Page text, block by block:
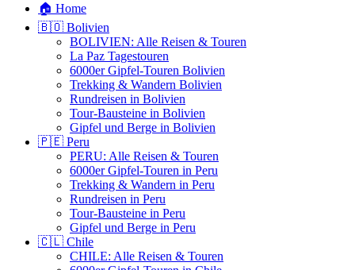
🏠 Home
🇧🇴 Bolivien
BOLIVIEN: Alle Reisen & Touren
La Paz Tagestouren
6000er Gipfel-Touren Bolivien
Trekking & Wandern Bolivien
Rundreisen in Bolivien
Tour-Bausteine in Bolivien
Gipfel und Berge in Bolivien
🇵🇪 Peru
PERU: Alle Reisen & Touren
6000er Gipfel-Touren in Peru
Trekking & Wandern in Peru
Rundreisen in Peru
Tour-Bausteine in Peru
Gipfel und Berge in Peru
🇨🇱 Chile
CHILE: Alle Reisen & Touren